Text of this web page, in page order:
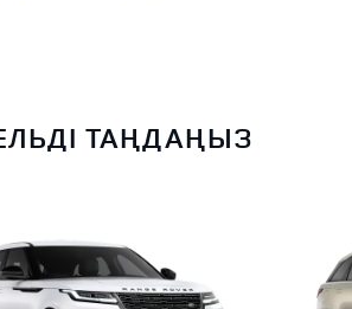
ТАҢДАҢЫЗ